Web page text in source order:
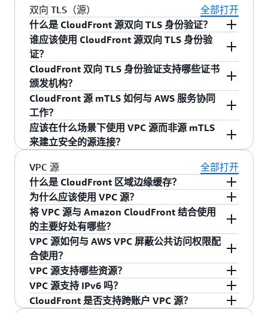
版本。除了标准 CloudFront 数据传输和请求费用
外，SNI 自定义 SSL 不收取额外费用。
（NLB）和私有子网中的
用作
CloudFront 的 VPC 源
如果 CloudFront 托管解决方案不能满足您的使用
案例要求，以下是一些可用的替代方法：
自定义源标头：使用 CloudFront，您可以将自
定义标头附加到传入请求，然后配置源以验证
这些特定标头值，从而有效地将访问限制为仅
通过 CloudFront 路由的请求。此方法会额外
创建一个身份验证层，从而大大降低未经授权
IP 允许列表：您可以配置源的安全组或防火
墙，以专门允许来自 CloudFront 的 IP 范围的
传入流量。为方便起见，AWS 会维护并定期更
新这些 IP 范围。有关实施 IP 允许列表的详细
信息，请参阅我们的综合文档：
https://docs.aws.amazon.com/AmazonCloudFront/
prefix-list
缀列表实现最佳安全配置的分步指导。
SSL/TLS 加密：您可以将 CloudFront 配置为
专门使用 HTTPS 连接来连接您的源，从而通
现自定义验证逻辑，执行证书吊销，并精细化跟
踪访问应用程序的客户端。使用 CloudFront
mTLS 可确保只有受信任的客户端才能与应用程序
服务器建立连接。
频内容目录和设备固件更新。您可以利用查看者
mTLS，在允许设备访问 CloudFront 上的缓存内
容之前，先验证其设备身份。
对于B2B API 安全性，您可以保护合作伙伴需要
访问 API 的 B2B API 集成。示例包括请求连接银
行服务器应用程序的支付系统（例如第三方提供
商），或者使用公司发行的、需要访问您的多租
户应用程序的设备的最终客户。除了用于身份验
证的双向 TLS 之外，您还可以利用 CloudFront 的
化来处理您的流量。
对于企业设备身份验证，您可以使用 mTLS 在组
织发放的员工设备访问您的公司资源和内部应用
程序之前对其进行身份验证。这可以通过添加细
粒度的设备级访问控制来补充 VPN 安全措施，确
保即使在 VPN 网络内，也只有授权的企业设备才
能访问特定资源。
这种灵活性让您能够集成现有的 PKI 基础设施，
同时借助 CloudFront 全球边缘网络完成证书验
证，无需更改现有证书管理流程即可提供企业级
安全保障。
CloudFront 支持来自 AWS Certificate Manager 私
有证书颁发机构以及第三方私有证书颁发机构的
证书，允许您上传 PEM 格式的 CA 证书。创建并
配置信任存储区是在 CloudFront 中实现双向 TLS
身份验证的必备前提，让您能够集中管理证书验
证相关基础设施。
证书的身份验证、支持混合客户端环境，或保持
与遗留系统的向后兼容性。
在可选模式下，即使客户端未出示证书，系统仍
会调用连接函数，以便您实施自定义逻辑，例如
记录客户端 IP 地址，或根据证书是否存在应用不
同策略。
例如，假设一家 SaaS 公司既有携带证书的高级企
业客户，也有不带证书的普通客户。通过可选模
式，企业客户可使用 mTLS 身份验证连接并获取
可连接并接收基础内容。CloudFront 会通过不同
的 HTTP 标头（CloudFront-Viewer-Certificate-*
标头信息）告知源请求来自已验证还是未验证连
接。
您可以借助连接函数跟踪详细信息，例如企业用
户的证书序列号或普通用户的 IP 地址，从而对整
个客户群实施精细化分析和安全监控。
基于证书吊销列表实施实时证书吊销检查。
这种方法支持您将已吊销证书的序列号存储在
KeyValueStore 中，以维护自定义吊销列表，并在
TLS 握手阶段通过连接函数对照该列表对证书进行
校验。
这能够在 CloudFront 全球网络中实现近乎实时的
吊销强制执行，让您完全控制证书生命周期管
理，从而支持临时证书停用或紧急吊销等高级方
案。
可以。您可以借助 CloudFront 连接函数自定义
mTLS 握手的结果，以实施复杂的证书验证和业务
逻辑。
连接函数支持您根据具体业务需求，通过自定义
规则扩展 CloudFront 内置的证书验证功能。您可
以验证特定证书属性（如组织单元或主题备用名
称）、使用 KeyValueStore 实施证书吊销检查、
根据客户端 IP 地址或地理位置应用不同的身份验
证策略，并出于合规性和审计目的记录详细的证
书信息。
该功能支持多种高级使用场景，例如基于客户等
级执行不同证书要求的多租户验证、关键业务的
紧急绕过逻辑，或与外部身份验证系统集成以执
行额外验证步骤。
双向 TLS（源）
全部打开
什么是 CloudFront 源双向 TLS 身份验证？
CloudFront Origin 双向 TLS (mTLS) 身份验证是一
项安全功能，它允许在 CloudFront 和您的源服务
器之间进行基于证书的身份验证。使用 Origin
mTLS，您的应用程序服务器可以在建立安全连接
之前验证请求是否仅来自您的授权的 CloudFront
发行版。CloudFront 在 TLS 握手期间提供客户端
证书，您的源服务器会根据其信任存储库对其进
行验证。您可以使用 AWS 证书管理器私有证书颁
发机构或通过 AWS 证书管理器导入的第三方私有
证书颁发机构的客户端证书配置源 mTL。
CloudFront 提供精细控制，允许您在每个分配或
每个源的基础上配置源 mTL，从而确保只有经过
验证的 CloudFront 发行版才能访问您的后端基础
架构。
谁应该使用 CloudFront 源双向 TLS 身份验
证？
CloudFront 源双向 TLS 身份验证适用于需要对原
始基础设施进行强大的、基于证书的身份验证，
同时又要保持全球性能和可扩展性的组织。源
mTLS 可对 CloudFront 身份进行加密验证，从而
省去管理自定义安全策略的运维开销。对于混合
云和多云环境，您可以使用源 mTLS 保障
CloudFront 与 AWS 外部源或 AWS 公共源之间的
连接安全。这对于媒体公司、零售商以及运营分
布式基础设施的企业尤其有价值，这类企业需要
在 AWS、本地数据中心和第三方服务商之间实施
统一的安全策略。源 mTLS 采用标准化的、基于
证书的身份验证取代了复杂的 IP 允许列表和自定
义标头解决方案。对于 B2B API 安全性，您可以
保护后端 API 和微服务架构。在这些架构中，应
用程序服务器需要防范直接访问尝试。示例包括
服务多个业务部门的 SaaS 平台、支付处理系统，
以及对专有内容访问有严格身份验证要求的企业
CloudFront 双向 TLS 身份验证支持哪些证书
颁发机构？
CloudFront 源双向 TLS 身份验证同时支持来自
AWS Certificate Manager 私有证书颁发机构和第
三方私有证书颁发机构的客户端证书。您可以通
过 AWS Certificate Manager，以 PEM 格式导入客
户端证书，ACM 将负责证书的全生命周期管理，
包括签发、更新和轮换。对于源提供的服务端证
书，CloudFront 在 mTLS 连接中要求使用受公众
信任的证书颁发机构签发的证书。这种灵活性使
您能够集成现有私钥基础设施（PKI），同时借助
CloudFront 全球边缘网络实现安全的源连接，无
需更改现有证书管理流程即可提供企业级安全保
障。
CloudFront 源 mTLS 如何与 AWS 服务协同
工作？
CloudFront 源双向 TLS 可与已支持双向 TLS 身份
验证的 AWS 服务无缝集成。应用程序负载均衡
器、API Gateway、AWS IoT 等多款 AWS 服务均
支持面向客户端的 mTLS。将这些服务作为
CloudFront 源使用时，源 mTLS 可在 CloudFront
与这些服务之间建立一致的基于证书的身份验
证，让您在借助 CloudFront 全球性能优势的同
时，实施统一的安全管控策略。源 mTLS 还与
AWS Certificate Manager（ACM）集成，以简化
证书生命周期管理：ACM 负责证书的签发、更新
和轮换，无需您手动管理证书。您可以通过 AWS
管理控制台、CLI、SDK、CDK 或 CloudFormation
配置源 mTLS，轻松将其纳入现有的基础设施即代
应该在什么场景下使用 VPC 源而非源 mTLS
来建立安全的源连接？
VPC 源和源 mTLS 均可为 CloudFront 到源提供安
全连接，但具体选择取决于您的架构、源位置和
安全要求。当您的源是部署在 VPC 私有子网中的
AWS 资源（如应用程序负载均衡器、EC2 实例）
时，使用 VPC 源。当您想要完全隔离网络级，即
源永远无法从互联网访问，且您更希望在 AWS 网
络内部实现基础设施级安全控制时，VPC 源是理
想的选择。当您的源是公有 AWS 服务（如公共
ALB、API Gateway 端点），或源在 AWS 外部
（本地数据中心、第三方服务商）托管时，使用
源 mTLS。源 mTLS 适合在混合云或多云环境中运
VPC 源
全部打开
什么是 CloudFront 区域边缘缓存？
CloudFront 通过名为边缘站点的全球数据中心网
络传输内容。区域性边缘缓存站点位于原始 Web
服务器和全球边缘站点之间，直接向读者提供内
容。这可帮助提升查看者的体验，同时降低扩展
原始资源的运营负担和成本。
为什么应该使用 VPC 源？
如果您希望增强 Web 应用程序的安全性，同时保
持高性能和全球可扩展性，则应将 VPC 源与
CloudFront 结合使用。通过 VPC 源，您可以限制
只有 CloudFront 分发才能访问 VPC 中的源，而无
需进行诸如秘密标头或访问控制列表之类的复杂
配置。VPC 源还让您可以免费路由到具有内部
IPv4 IP 地址的私有子网中的源，从而优化您的
将 VPC 源与 Amazon CloudFront 结合使用
的主要好处有哪些？
安全性 — 借助 VPC 源，您可以将负载均衡器
和 EC2 实例放置在私有子网中，使
CloudFront 成为唯一的入口点，从而加强应用
程序的安全状况。用户请求通过私有、安全的
连接从 CloudFront 传输到 VPC 源，从而提高
VPC 源如何与 AWS VPC 屏蔽公共访问权限配
合使用？
CloudFront虚拟私有云（VPC）源允许您使用
CloudFront 通过应用程序负载均衡器、网络负载
均衡器和 EC2 实例从托管在 VPC 私有子网中的应
VPC 源支持哪些资源？
VPC 源支持应用程序负载均衡器、网络负载均衡
器和 EC2 实例。
VPC 源支持 IPv6 吗？
不，VPC 私有源不支持 IPv6。使用 VPC 源需要私
CloudFront 是否支持跨账户 VPC 源？